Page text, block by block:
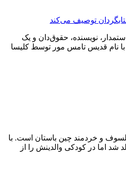
توصیف می‌کند
(1530-1478) سیاستمدار، نویسنده، حقوق‌دان و یک
با نام قدیس تامس مور توسط کلیسا
551 ق.م) فیلسوف و خردمند چین باستان است. با
شد اما در کودکی والدینش را از